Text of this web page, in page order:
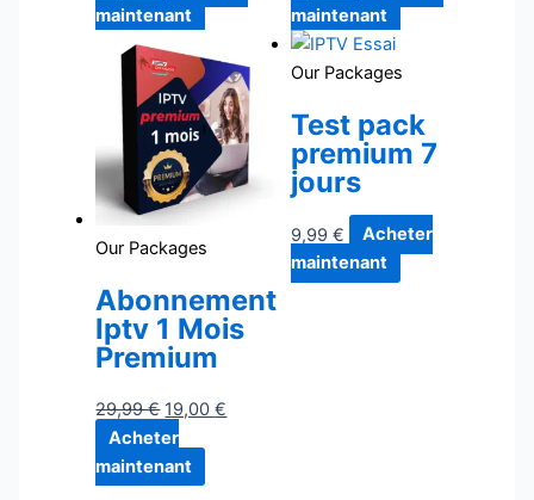
maintenant
maintenant
Our Packages
Abonnement
Iptv 1 Mois
Premium
29,99€ 19,00€
Acheter
maintenant
Our Packages
Test pack
premium 7
jours
9,99 €
Acheter
maintenant